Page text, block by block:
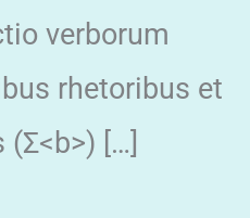
verborum
rhetoribus et
[…]